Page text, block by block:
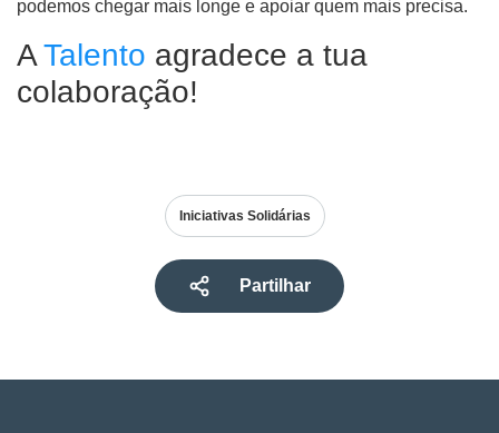
podemos chegar mais longe e apoiar quem mais precisa.
ATalento agradece a tua
colaboração!
Iniciativas Solidárias
Partilhar